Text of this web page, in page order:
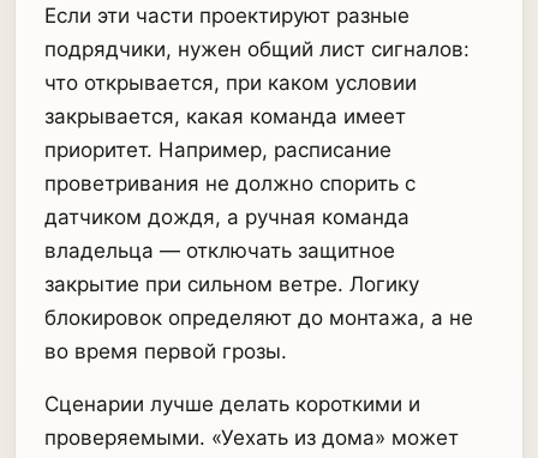
Если эти части проектируют разные
подрядчики, нужен общий лист сигналов:
что открывается, при каком условии
закрывается, какая команда имеет
приоритет. Например, расписание
проветривания не должно спорить с
датчиком дождя, а ручная команда
владельца — отключать защитное
закрытие при сильном ветре. Логику
блокировок определяют до монтажа, а не
во время первой грозы.
Сценарии лучше делать короткими и
проверяемыми. «Уехать из дома» может